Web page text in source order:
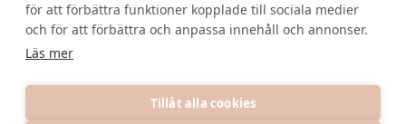
för att förbättra funktioner kopplade till sociala medier
och för att förbättra och anpassa innehåll och annonser.
Läs mer
Tillåt alla cookies
© 2021 Denvackrafesten | All rights reserved.